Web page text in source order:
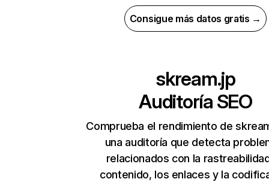
Consigue más datos gratis →
skream.jp
Auditoría SEO
Comprueba el rendimiento de
una auditoría que detecta
relacionados con la
contenido, los enlaces y la